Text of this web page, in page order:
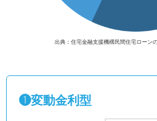
出典：住宅金融支援機構民間住宅ローン
❶変動金利型